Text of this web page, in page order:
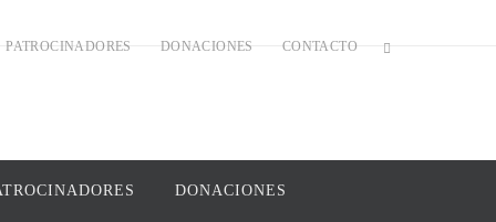
PATROCINADORES DONACIONES CONTACTO
DONACIONES